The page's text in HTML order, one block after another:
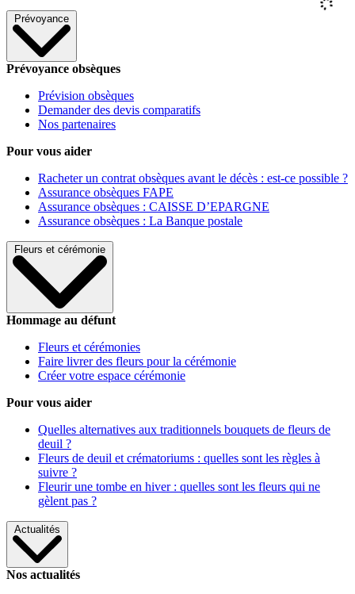
Prévoyance
Prévoyance obsèques
Prévision obsèques
Demander des devis comparatifs
Nos partenaires
Pour vous aider
Racheter un contrat obsèques avant le décès : est-ce possible ?
Assurance obsèques FAPE
Assurance obsèques : CAISSE D’EPARGNE
Assurance obsèques : La Banque postale
Fleurs et cérémonie
Hommage au défunt
Fleurs et cérémonies
Faire livrer des fleurs pour la cérémonie
Créer votre espace cérémonie
Pour vous aider
Quelles alternatives aux traditionnels bouquets de fleurs de
deuil ?
Fleurs de deuil et crématoriums : quelles sont les règles à
suivre ?
Fleurir une tombe en hiver : quelles sont les fleurs qui ne
gèlent pas ?
Actualités
Nos actualités